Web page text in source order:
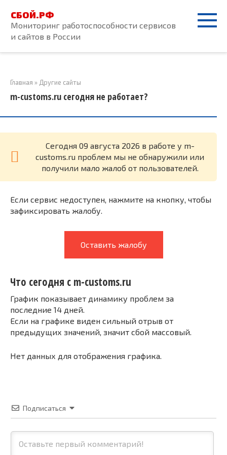
контенту
СБОЙ.РФ
Мониторинг работоспособности сервисов
и сайтов в России
Главная » Другие сайты
m-customs.ru сегодня не работает?
Cегодня 09 августа 2026 в работе у m-
customs.ru проблем мы не обнаружили или
получили мало жалоб от пользователей.
Если сервис недоступен, нажмите на кнопку, чтобы
зафиксировать жалобу.
Оставить жалобу
Что сегодня с m-customs.ru
График показывает динамику проблем за
последние 14 дней.
Если на графике виден сильный отрыв от
предыдущих значений, значит сбой массовый.
Нет данных для отображения графика.
Подписаться